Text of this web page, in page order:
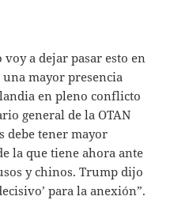
a dejar pasar esto en
una mayor presencia
en pleno conflicto
general de la OTAN
debe tener mayor
la que tiene ahora ante
y chinos. Trump dijo
para la anexión”.